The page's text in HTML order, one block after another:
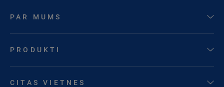
PAR MUMS
PRODUKTI
CITAS VIETNES